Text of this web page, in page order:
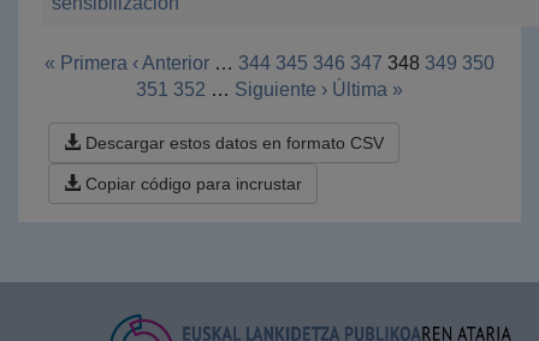
« Primera ‹ Anterior … 344 345 346 347 348 349 350
351 352 … Siguiente › Última »
Descargar estos datos en formato CSV
Copiar código para incrustar